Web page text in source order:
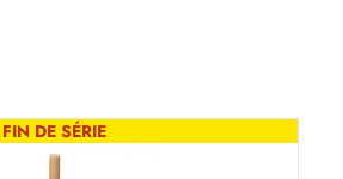
FIN DE SÉRIE